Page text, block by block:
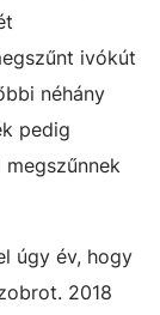
ivókút
néhány
pedig
úgy év, hogy
2018